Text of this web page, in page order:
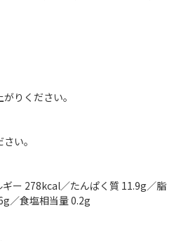
りください。
い。
ー 278kcal／たんぱく質 11.9g／脂
／食塩相当量 0.2g